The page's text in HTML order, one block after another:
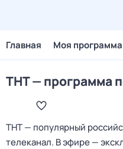
Главная Моя программа
ТНТ — программа
ТНТ — популярный
телеканал. В эфире —